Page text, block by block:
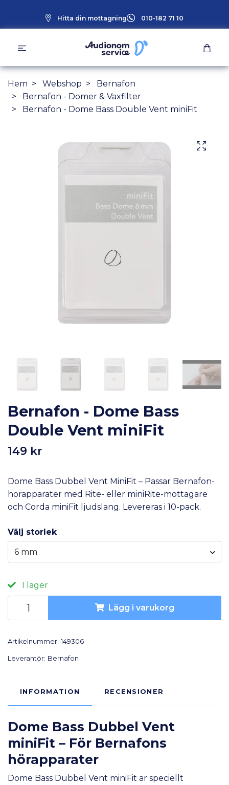
Hitta din mottagning 010-182 71 10
Hem Webshop
Bernafon
Bernafon - Domer & Vaxfilter
Bernafon - Dome Bass Double Vent miniFit
Bernafon - Dome Bass
Double Vent miniFit
149 kr
Dome Bass Dubbel Vent MiniFit – Passar Bernafon-
hörapparater med Rite- eller miniRite-mottagare
och Corda miniFit ljudslang. Levereras i 10-pack.
Välj storlek
6 mm
I lager
Lägg i varukorg
Artikelnummer: 149306
Leverantör: Bernafon
INFORMATION RECENSIONER
Dome Bass Dubbel Vent
miniFit – För Bernafons
hörapparater
Dome Bass Dubbel Vent miniFit är speciellt